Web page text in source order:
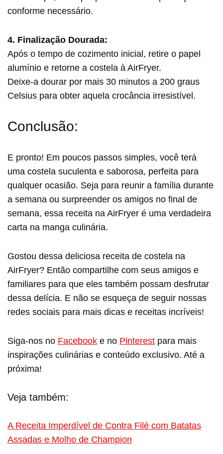
conforme necessário.
4. Finalização Dourada:
Após o tempo de cozimento inicial, retire o papel
alumínio e retorne a costela à AirFryer.
Deixe-a dourar por mais 30 minutos a 200 graus
Celsius para obter aquela crocância irresistível.
Conclusão:
E pronto! Em poucos passos simples, você terá
uma costela suculenta e saborosa, perfeita para
qualquer ocasião. Seja para reunir a família durante
a semana ou surpreender os amigos no final de
semana, essa receita na AirFryer é uma verdadeira
carta na manga culinária.
Gostou dessa deliciosa receita de costela na
AirFryer? Então compartilhe com seus amigos e
familiares para que eles também possam desfrutar
dessa delícia. E não se esqueça de seguir nossas
redes sociais para mais dicas e receitas incríveis!
Siga-nos no Facebook e no Pinterest para mais
inspirações culinárias e conteúdo exclusivo. Até a
próxima!
Veja também:
A Receita Imperdível de Contra Filé com Batatas
Assadas e Molho de Champion